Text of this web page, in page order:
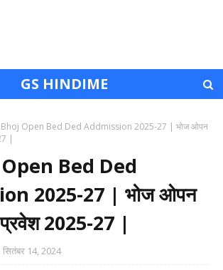
GS HINDIME
Open Bed Ded Addmission 2025-27 | भोज ओपन
|
Bed Ded
2025-27 | भोज ओपन
प्रवेश 2025-27 |
सितंबर 14, 2024